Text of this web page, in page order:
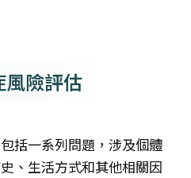
險評估
括一系列問題，涉及個體
、生活方式和其他相關因